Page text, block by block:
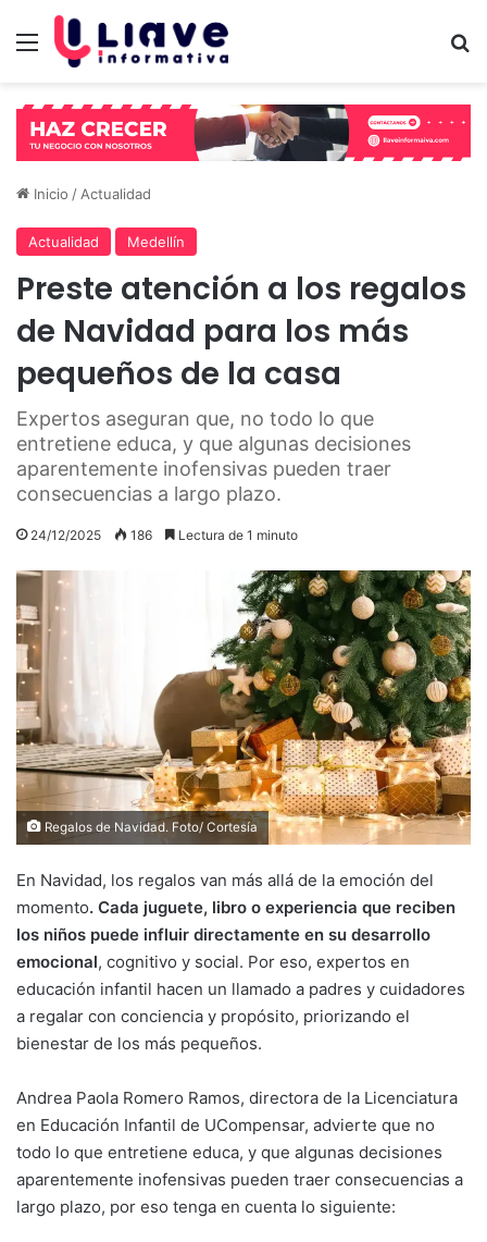
Menú
Inicio / Actualidad
Actualidad Medellín
Preste atención a los regalos
de Navidad para los más
pequeños de la casa
Expertos aseguran que, no todo lo que
entretiene educa, y que algunas decisiones
aparentemente inofensivas pueden traer
consecuencias a largo plazo.
24/12/2025 186 Lectura de 1 minuto
Regalos de Navidad. Foto/ Cortesía
En Navidad, los regalos van más allá de la emoción del
momento. Cada juguete, libro o experiencia que reciben
los niños puede influir directamente en su desarrollo
emocional, cognitivo y social. Por eso, expertos en
educación infantil hacen un llamado a padres y cuidadores
a regalar con conciencia y propósito, priorizando el
bienestar de los más pequeños.
Andrea Paola Romero Ramos, directora de la Licenciatura
en Educación Infantil de UCompensar, advierte que no
todo lo que entretiene educa, y que algunas decisiones
aparentemente inofensivas pueden traer consecuencias a
largo plazo, por eso tenga en cuenta lo siguiente: